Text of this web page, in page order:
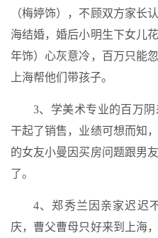
（梅婷饰），不顾双方家长
海结婚，婚后小明生下女儿
年饰）心灰意冷，百万只能
上海帮他们带孩子。
3、学美术专业的百万阴
干起了销售，业绩可想而知
的女友小曼因买房问题跟男
了。
4、郑秀兰因亲家迟迟
庆，曹父曹母只好来到上海